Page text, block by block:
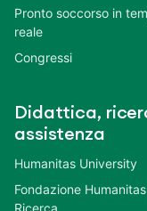
Pronto soccorso in
reale
Congressi
Didattica,
assistenza
Humanitas University
Fondazione